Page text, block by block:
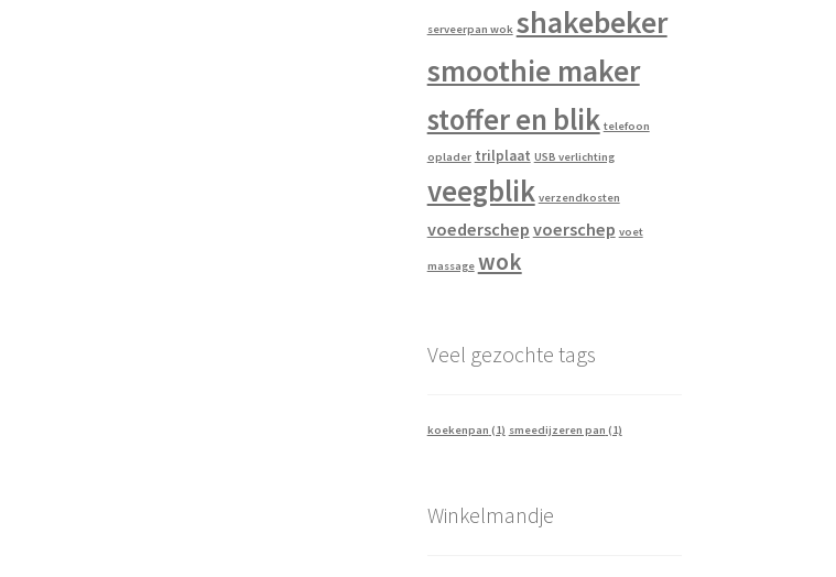
serveerpan wok shakebeker
smoothie maker
stoffer en blik telefoon
oplader trilplaat USB verlichting
veegblik verzendkosten
voederschep voerschep voet
massage wok
Veel gezochte tags
koekenpan (1) smeedijzeren pan (1)
Winkelmandje